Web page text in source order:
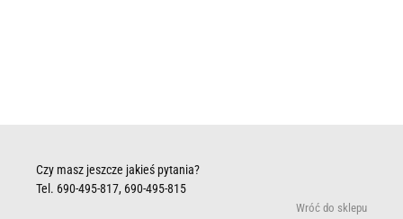
Czy masz jeszcze jakieś pytania?
Tel. 690-495-817, 690-495-815
Wróć do sklepu